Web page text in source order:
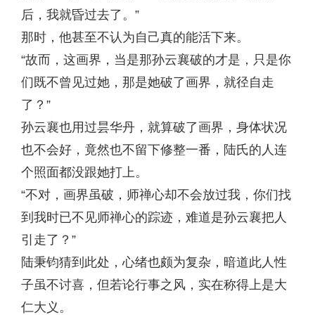
后，我就昏过去了。”
那时，他甚至不认为自己真的能活下来。
“故而，这画界，当是那孙云襄破的才是，只是你
们既不曾见过她，那是她破了画界，就径自走
了？”
孙云襄也用过昙华丹，就算破了画界，身体状况
也不会好，竟然也不留下修整一番，陆氏的人连
个照面都没跟她打上。
“不对，画界虽破，师禅心却不会放过我，你们找
到我时已不见师禅心的踪迹，难道是孙云襄把人
引走了？”
陆秉钧猜到此处，心绪也颇为复杂，暗道此人性
子虽不讨喜，但若论行事之风，实在称得上是大
仁大义。